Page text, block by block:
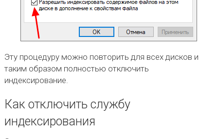
Эту процедуру можно повторить для всех дисков и
таким образом полностью отключить
индексирование.
Как отключить службу
индексирования